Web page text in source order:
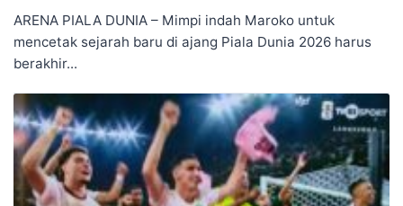
ARENA PIALA DUNIA – Mimpi indah Maroko untuk
mencetak sejarah baru di ajang Piala Dunia 2026 harus
berakhir...